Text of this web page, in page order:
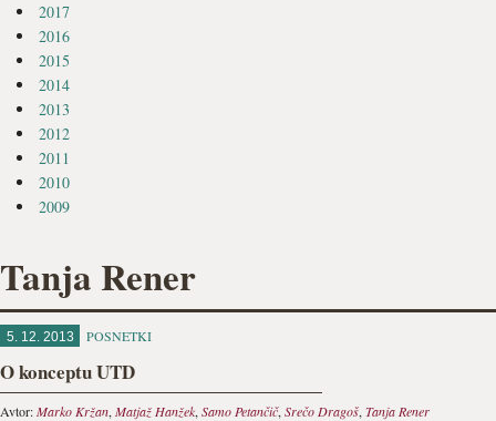
2017
2016
2015
2014
2013
2012
2011
2010
2009
Tanja Rener
5. 12. 2013 POSNETKI
O konceptu UTD
Avtor:Marko Kržan, Matjaž Hanžek, Samo Petančič, Srečo Dragoš, Tanja Rener